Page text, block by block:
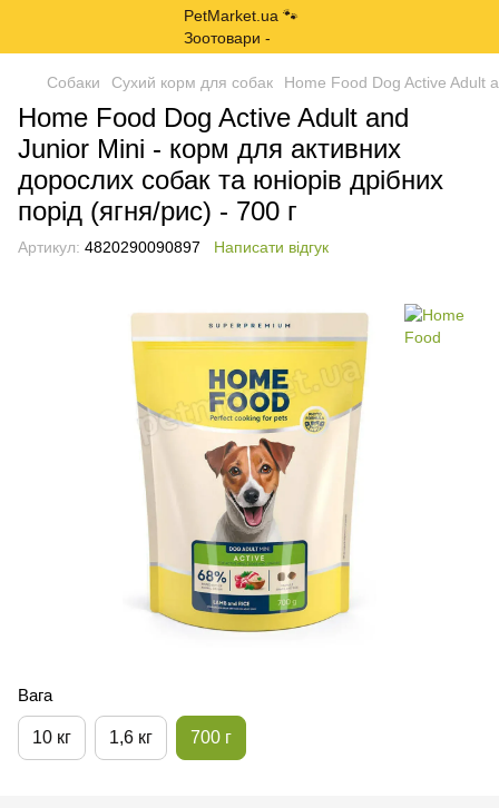
Собаки Сухий корм для собак Home Food Dog Active Adult
Home Food Dog Active Adult and
Junior Mini - корм для активних
дорослих собак та юніорів дрібних
порід (ягня/рис) - 700 г
Артикул: 4820290090897 Написати відгук
Вага
10 кг 1,6 кг 700 г